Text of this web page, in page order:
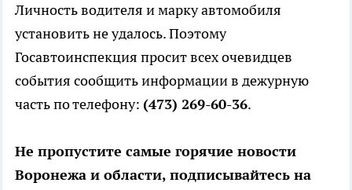
Личность водителя и марку автомобиля
установить не удалось. Поэтому
Госавтоинспекция просит всех очевидцев
события сообщить информации в дежурную
часть по телефону: (473) 269-60-36.
Не пропустите самые горячие новости
Воронежа и области, подписывайтесь на